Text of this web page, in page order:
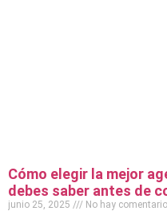
Cómo elegir la mejor
debes saber antes de
junio 25, 2025 No hay